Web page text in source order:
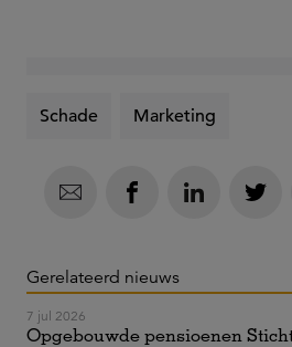
Schade Marketing
Gerelateerd nieuws
7 jul 2026
Opgebouwde pensioenen